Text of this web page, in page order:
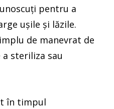
pentru a
ușile și lăzile.
de manevrat de
steriliza sau
în timpul